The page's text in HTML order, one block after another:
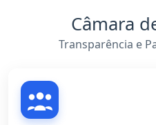
Câmara
Transparência e